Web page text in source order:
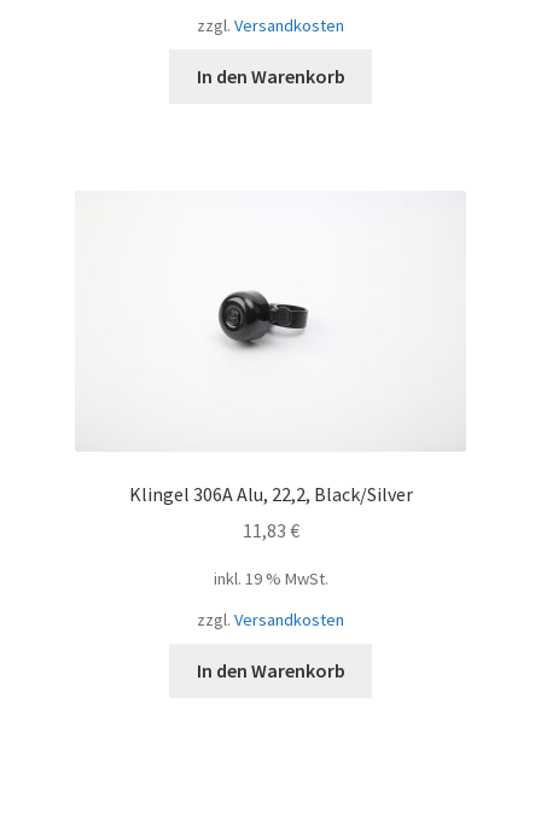
zzgl. Versandkosten
In den Warenkorb
Klingel 306A Alu, 22,2, Black/Silver
11,83 €
inkl. 19 % MwSt.
zzgl. Versandkosten
In den Warenkorb